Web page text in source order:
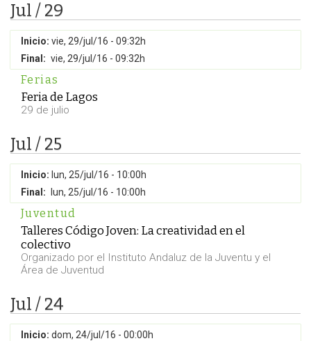
Jul / 29
Inicio: vie, 29/jul/16 - 09:32h
Final: vie, 29/jul/16 - 09:32h
Ferias
Feria de Lagos
29 de julio
Jul / 25
Inicio: lun, 25/jul/16 - 10:00h
Final:
lun, 25/jul/16 - 10:00h
Juventud
Talleres Código Joven: La creatividad en el
colectivo
Organizado por el Instituto Andaluz de la Juventu y el
Área de Juventud
Jul / 24
Inicio: dom, 24/jul/16 - 00:00h